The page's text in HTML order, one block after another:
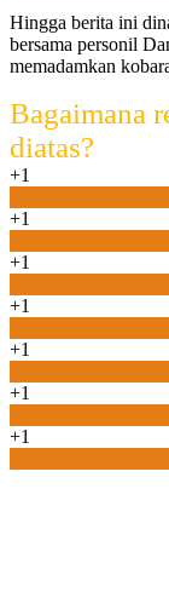
Hingga berita ini
bersama personil
memadamkan
Bagaimana
diatas?
+1
+1
+1
+1
+1
+1
+1